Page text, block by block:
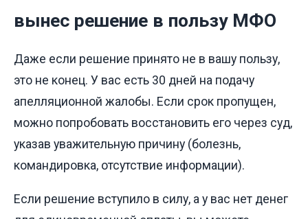
вынес решение в пользу МФО
Даже если решение принято не в вашу пользу,
это не конец. У вас есть 30 дней на подачу
апелляционной жалобы. Если срок пропущен,
можно попробовать восстановить его через суд,
указав уважительную причину (болезнь,
командировка, отсутствие информации).
Если решение вступило в силу, а у вас нет денег